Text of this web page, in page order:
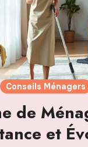
Conseils Ménagers
de
et